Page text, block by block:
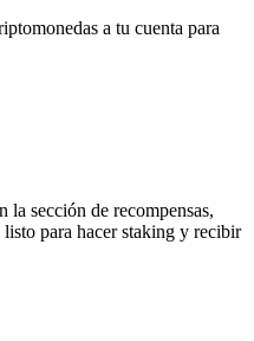
a tu cuenta para
sección de recompensas,
para hacer staking y recibir